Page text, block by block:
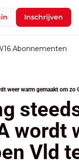
Inschrijven
België
Abonnementen
wordt
Vld